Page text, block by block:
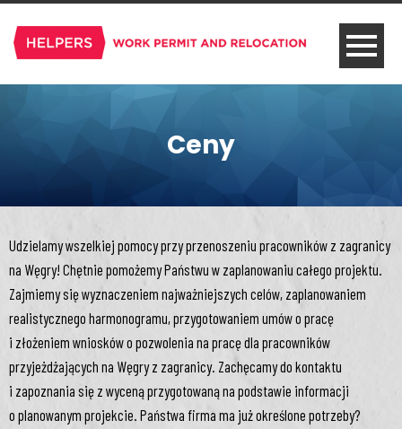
Ceny
Udzielamy wszelkiej pomocy przy przenoszeniu pracowników z zagranicy
na Węgry! Chętnie pomożemy Państwu w zaplanowaniu całego projektu.
Zajmiemy się wyznaczeniem najważniejszych celów, zaplanowaniem
realistycznego harmonogramu, przygotowaniem umów o pracę
i złożeniem wniosków o pozwolenia na pracę dla pracowników
przyjeżdżających na Węgry z zagranicy. Zachęcamy do kontaktu
i zapoznania się z wyceną przygotowaną na podstawie informacji
o planowanym projekcie. Państwa firma ma już określone potrzeby?